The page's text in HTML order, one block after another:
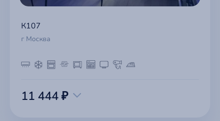
К107
г Москва
11 444 ₽